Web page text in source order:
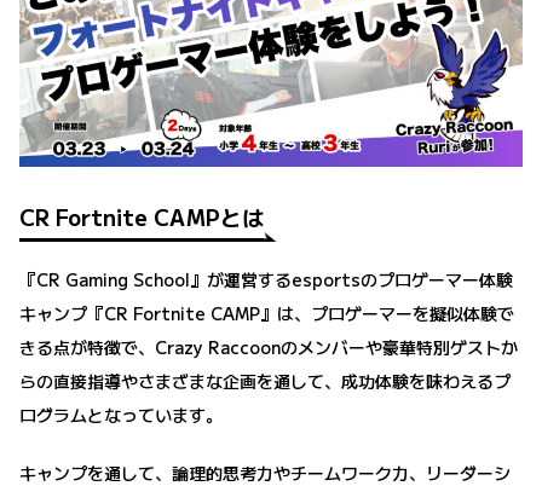
CR Fortnite CAMPとは
『CR Gaming School』が運営するesportsのプロゲーマー体験
キャンプ『CR Fortnite CAMP』は、プロゲーマーを擬似体験で
きる点が特徴で、Crazy Raccoonのメンバーや豪華特別ゲストか
らの直接指導やさまざまな企画を通して、成功体験を味わえるプ
ログラムとなっています。
キャンプを通して、論理的思考力やチームワーク力、リーダーシ